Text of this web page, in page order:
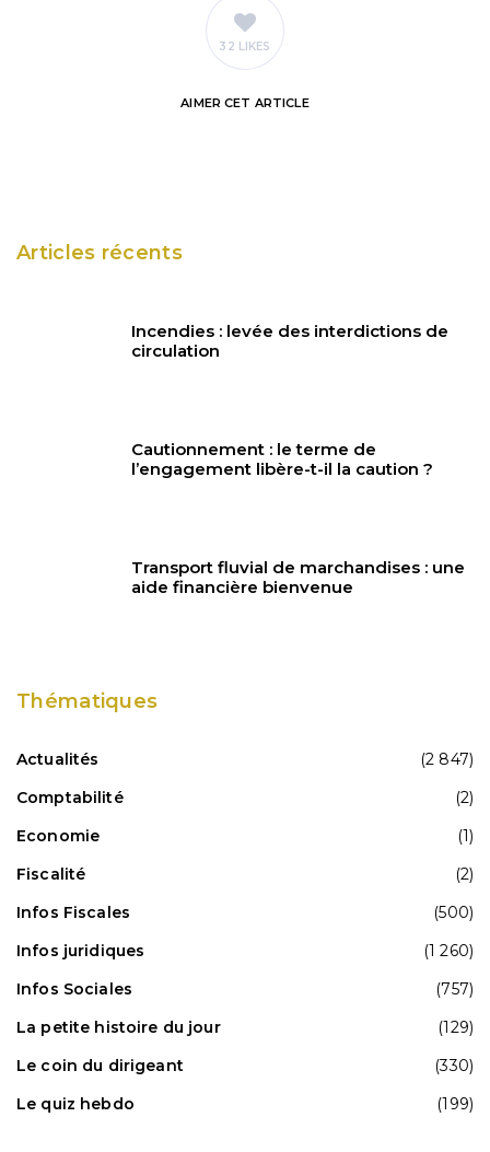
32 LIKES
AIMER CET ARTICLE
Articles récents
Incendies : levée des interdictions de
circulation
Cautionnement : le terme de
l’engagement libère-t-il la caution ?
Transport fluvial de marchandises : une
aide financière bienvenue
Thématiques
Actualités
(2 847)
Comptabilité
(2)
Economie
(1)
Fiscalité
(2)
Infos Fiscales
(500)
Infos juridiques
(1 260)
Infos Sociales
(757)
La petite histoire du jour
(129)
Le coin du dirigeant
(330)
Le quiz hebdo
(199)